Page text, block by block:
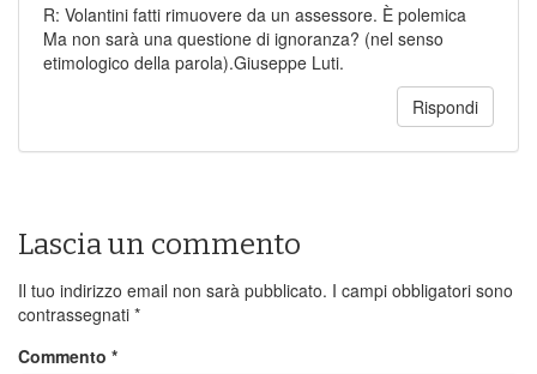
R: Volantini fatti rimuovere da un assessore. È polemica
Ma non sarà una questione di ignoranza? (nel senso
etimologico della parola).Giuseppe Luti.
Rispondi
Lascia un commento
Il tuo indirizzo email non sarà pubblicato. I campi obbligatori sono
contrassegnati *
Commento *